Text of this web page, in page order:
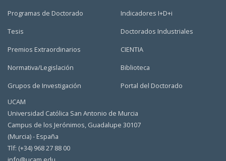
Programas de Doctorado
Tesis
Premios Extraordinarios
Normativa/Legislación
Grupos de Investigación
Indicadores I+D+i
Doctorados Industriales
CIENTIA
Biblioteca
Portal del Doctorado
UCAM
Universidad Católica San Antonio de Murcia
Campus de los Jerónimos, Guadalupe 30107
(Murcia) - España
Tlf: (+34) 968 27 88 00